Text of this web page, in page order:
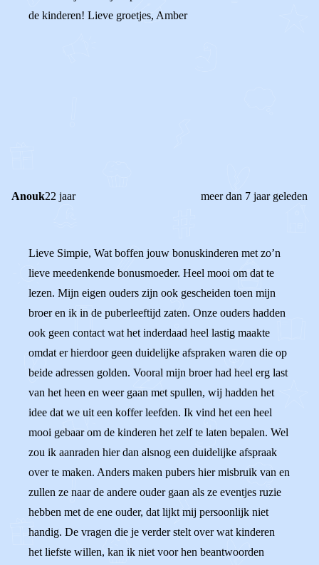
de kinderen! Lieve groetjes, Amber
Anouk22 jaar meer dan 7 jaar geleden
Lieve Simpie, Wat boffen jouw bonuskinderen met zo’n
lieve meedenkende bonusmoeder. Heel mooi om dat te
lezen. Mijn eigen ouders zijn ook gescheiden toen mijn
broer en ik in de puberleeftijd zaten. Onze ouders hadden
ook geen contact wat het inderdaad heel lastig maakte
omdat er hierdoor geen duidelijke afspraken waren die op
beide adressen golden. Vooral mijn broer had heel erg last
van het heen en weer gaan met spullen, wij hadden het
idee dat we uit een koffer leefden. Ik vind het een heel
mooi gebaar om de kinderen het zelf te laten bepalen. Wel
zou ik aanraden hier dan alsnog een duidelijke afspraak
over te maken. Anders maken pubers hier misbruik van en
zullen ze naar de andere ouder gaan als ze eventjes ruzie
hebben met de ene ouder, dat lijkt mij persoonlijk niet
handig. De vragen die je verder stelt over wat kinderen
het liefste willen, kan ik niet voor hen beantwoorden